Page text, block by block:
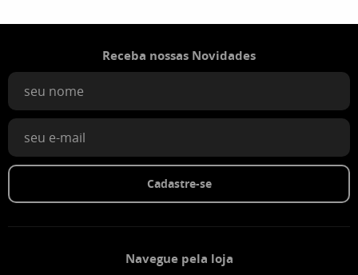
Receba nossas Novidades
Cadastre-se
Navegue pela loja